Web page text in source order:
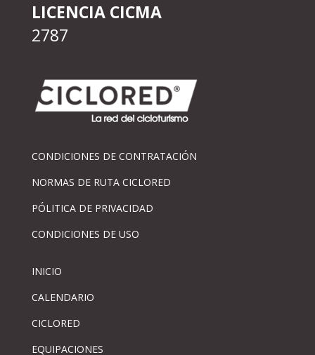
LICENCIA CICMA
2787
CONDICIONES DE CONTRATACIÓN
NORMAS DE RUTA CICLORED
PÓLITICA DE PRIVACIDAD
CONDICIONES DE USO
INICIO
CALENDARIO
CICLORED
EQUIPACIONES